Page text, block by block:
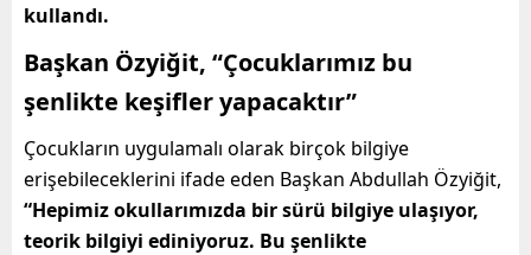
kullandı.
Başkan Özyiğit, “Çocuklarımız bu
şenlikte keşifler yapacaktır”
Çocukların uygulamalı olarak birçok bilgiye
erişebileceklerini ifade eden Başkan Abdullah Özyiğit,
“Hepimiz okullarımızda bir sürü bilgiye ulaşıyor,
teorik bilgiyi ediniyoruz. Bu şenlikte